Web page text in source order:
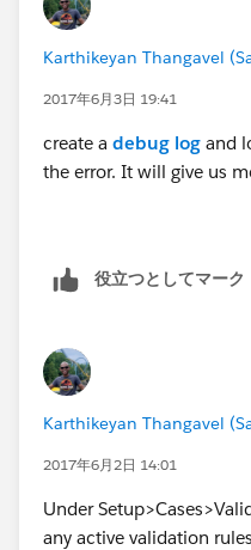
Karthikeyan Thangavel
2017年6月3日 19:41
create a debug log and
the error. It will give us
役立つとしてマーク
Karthikeyan Thangavel
2017年6月2日 14:01
Under
any active validation